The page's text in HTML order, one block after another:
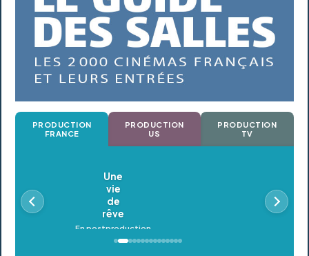
PRODUCTION
FRANCE
PRODUCTION
US
PRODUCTION
TV
Oldeupe
En postproduction